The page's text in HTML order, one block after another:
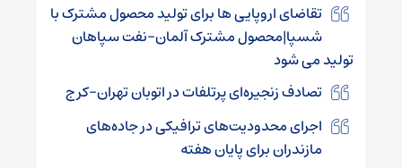
تقاضای اروپایی ها برای تولید محصول مشترک با
شسپا|محصول مشترک آلمان-نفت سپاهان
تولید می شود
تصادف زنجیره‌ای پرتلفات در اتوبان تهران–کرج
اجرای محدودیت‌های ترافیکی در جاده‌های
مازندران برای پایان هفته